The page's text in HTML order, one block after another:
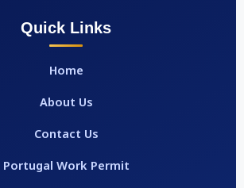
Quick Links
Home
About Us
Contact Us
Portugal Work Permit